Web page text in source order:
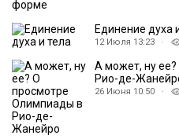
Единение духа
12 Июля 13:23 ·
А может, ну
Рио-де-
26 Июня 10:50 ·